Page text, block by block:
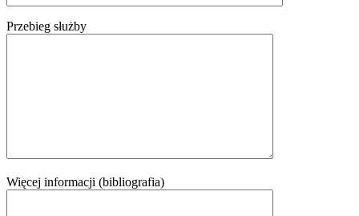
Przebieg służby
Więcej informacji (bibliografia)